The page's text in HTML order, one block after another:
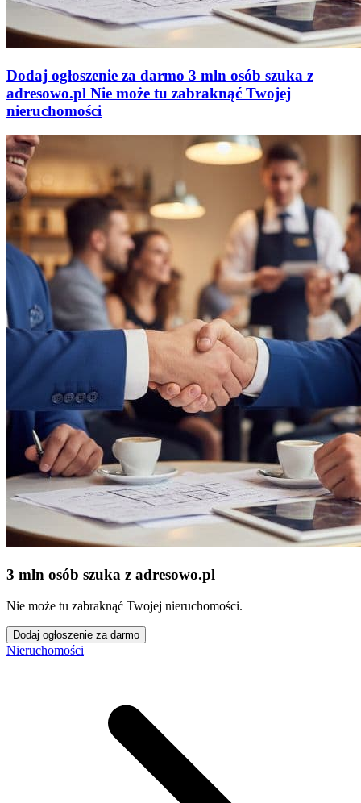
Dodaj ogłoszenie za darmo 3 mln osób szuka z
adresowo.pl Nie może tu zabraknąć Twojej
nieruchomości
3 mln osób szuka z adresowo.pl
Nie może tu zabraknąć Twojej nieruchomości.
Dodaj ogłoszenie za darmo
Nieruchomości